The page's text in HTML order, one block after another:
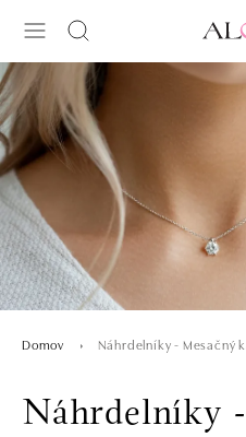
Domov Náhrdelníky - Mesačný
Náhrdelníky